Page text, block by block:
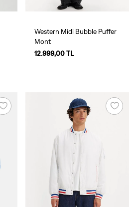
Western Midi Bubble Puffer
Mont
12.999,00 TL